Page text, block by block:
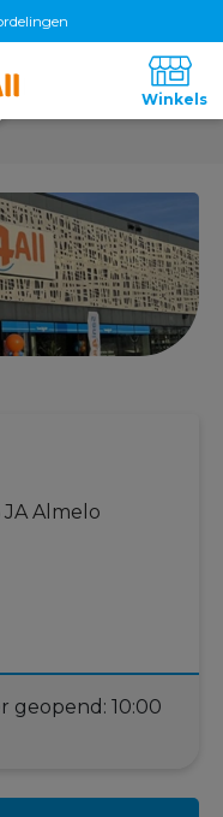
Almelo
geopend: 10:00